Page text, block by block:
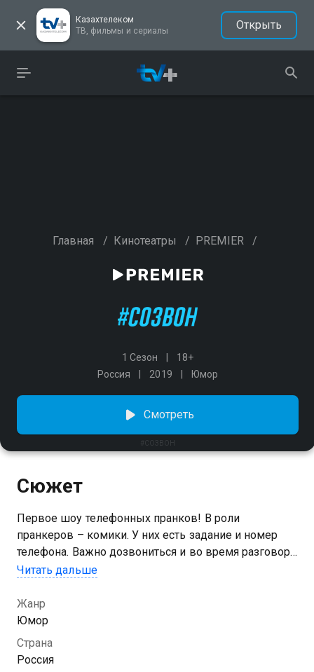
Казахтелеком
ТВ, фильмы и сериалы
Открыть
Главная / Кинотеатры / PREMIER /
1 Сезон
18+
Россия
2019 Юмор
#СОЗВОН
Смотреть
Сюжет
Первое шоу телефонных пранков! В роли
пранкеров – комики. У них есть задание и номер
телефона. Важно дозвониться и во время разговора
вставлять «неожиданные» фразы, появляющиеся на
и озвучить все, что появляется на экране гаджета!
Читать дальше
Жанр
Юмор
Страна
Россия